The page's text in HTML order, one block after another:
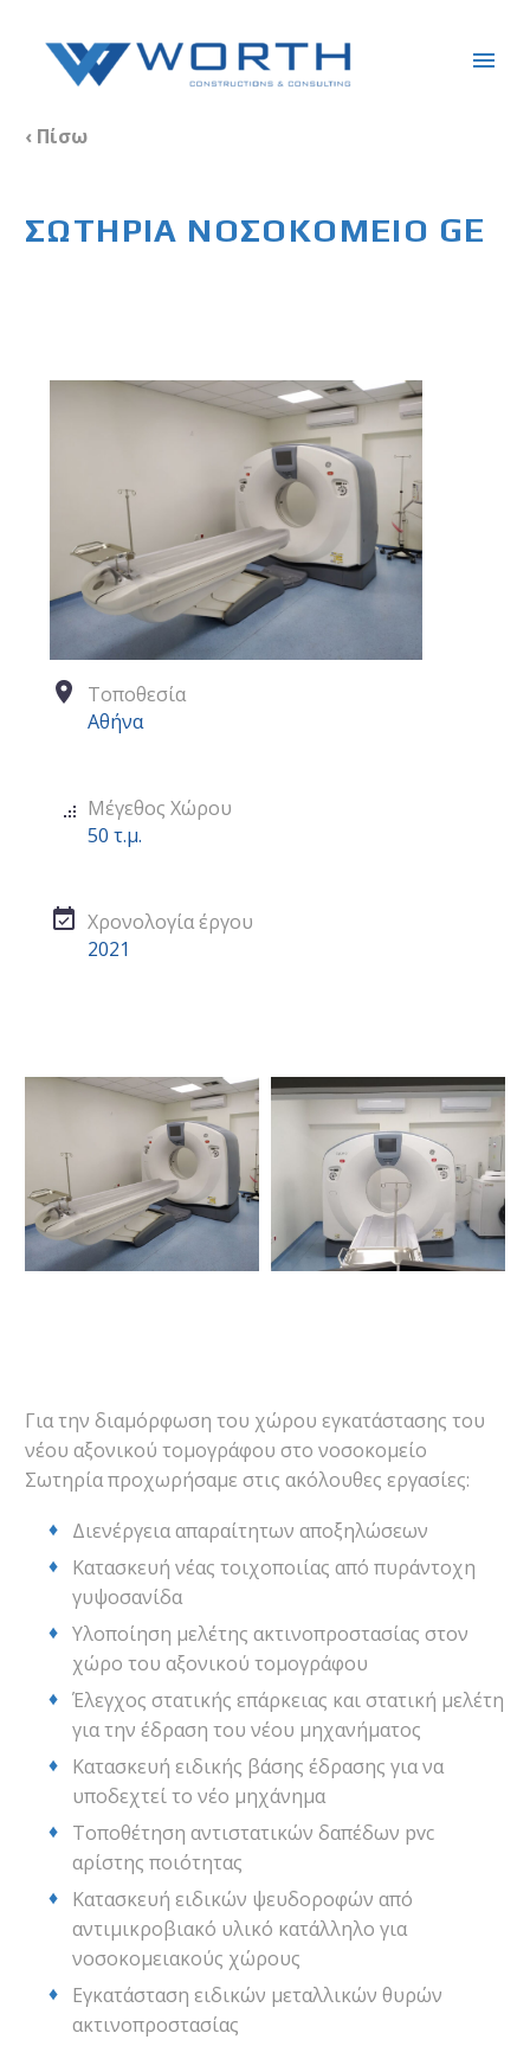
‹ Πίσω
ΣΩΤΗΡΙΑ ΝΟΣΟΚΟΜΕΙΟ GE


Τοποθεσία
Αθήνα

 Μέγεθος Χώρου
50 τ.μ.

 Χρονολογία έργου
2021
Για την διαμόρφωση του χώρου εγκατάστασης του
νέου αξονικού τομογράφου στο νοσοκομείο
Σωτηρία προχωρήσαμε στις ακόλουθες εργασίες:
Διενέργεια απαραίτητων αποξηλώσεων
Κατασκευή νέας τοιχοποιίας από πυράντοχη
γυψοσανίδα
Υλοποίηση μελέτης ακτινοπροστασίας στον
χώρο του αξονικού τομογράφου
Έλεγχος στατικής επάρκειας και στατική μελέτη
για την έδραση του νέου μηχανήματος
Κατασκευή ειδικής βάσης έδρασης για να
υποδεχτεί το νέο μηχάνημα
Τοποθέτηση αντιστατικών δαπέδων pvc
αρίστης ποιότητας
Κατασκευή ειδικών ψευδοροφών από
αντιμικροβιακό υλικό κατάλληλο για
νοσοκομειακούς χώρους
Εγκατάσταση ειδικών μεταλλικών θυρών
ακτινοπροστασίας